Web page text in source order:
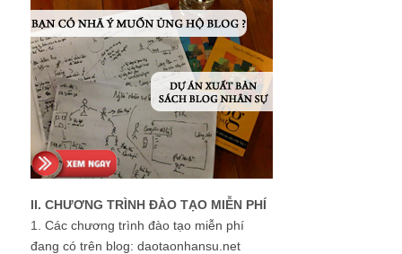
II. CHƯƠNG TRÌNH ĐÀO TẠO MIỄN PHÍ
1. Các chương trình đào tạo miễn phí
đang có trên blog: daotaonhansu.net